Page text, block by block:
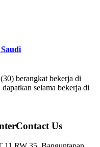
berangkat bekerja di
selama bekerja di
Us